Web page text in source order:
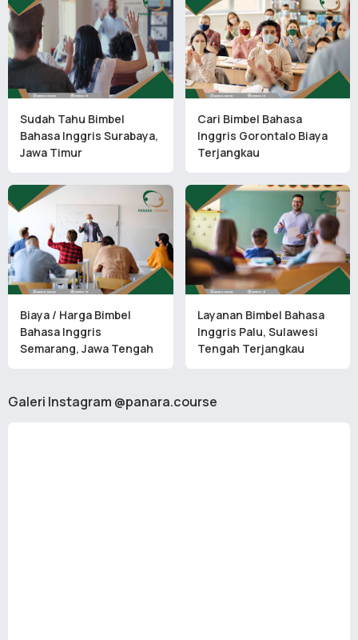
Sudah Tahu Bimbel
Bahasa Inggris Surabaya,
Jawa Timur
Cari Bimbel Bahasa
Inggris Gorontalo Biaya
Terjangkau
Biaya / Harga Bimbel
Bahasa Inggris
Semarang, Jawa Tengah
Layanan Bimbel Bahasa
Inggris Palu, Sulawesi
Tengah Terjangkau
Galeri Instagram @panara.course